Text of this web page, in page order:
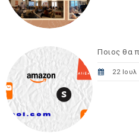
Ποιος θα
22 Ιουλ